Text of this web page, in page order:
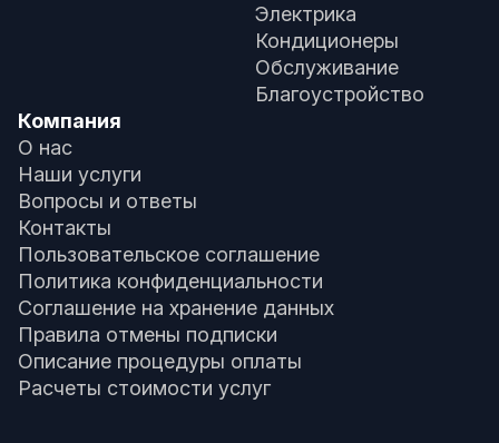
Электрика
Кондиционеры
Обслуживание
Благоустройство
Компания
О нас
Наши услуги
Вопросы и ответы
Контакты
Пользовательское соглашение
Политика конфиденциальности
Соглашение на хранение данных
Правила отмены подписки
Описание процедуры оплаты
Расчеты стоимости услуг